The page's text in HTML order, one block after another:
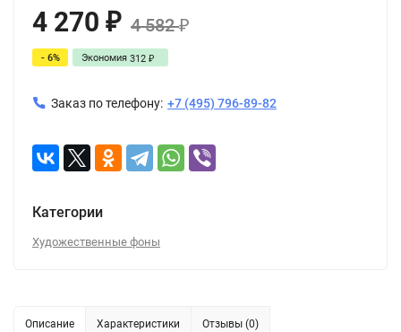
4 270 ₽ 4 582₽
- 6% Экономия 312 ₽
Заказ по телефону: +7 (495) 796-89-82
Категории
Художественные фоны
Описание Характеристики Отзывы (0)